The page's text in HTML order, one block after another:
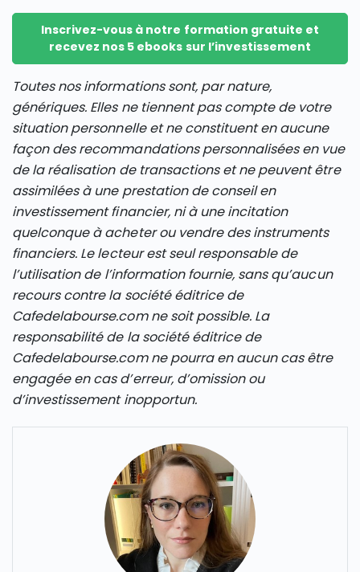
Inscrivez-vous à notre formation gratuite et
recevez nos 5 ebooks sur l’investissement
Toutes nos informations sont, par nature,
génériques. Elles ne tiennent pas compte de votre
situation personnelle et ne constituent en aucune
façon des recommandations personnalisées en vue
de la réalisation de transactions et ne peuvent être
assimilées à une prestation de conseil en
investissement financier, ni à une incitation
quelconque à acheter ou vendre des instruments
financiers. Le lecteur est seul responsable de
l’utilisation de l’information fournie, sans qu’aucun
recours contre la société éditrice de
Cafedelabourse.com ne soit possible. La
responsabilité de la société éditrice de
Cafedelabourse.com ne pourra en aucun cas être
engagée en cas d’erreur, d’omission ou
d’investissement inopportun.